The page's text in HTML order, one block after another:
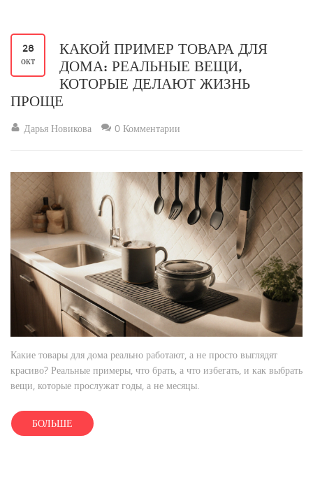
28
окт
КАКОЙ ПРИМЕР ТОВАРА ДЛЯ
ДОМА: РЕАЛЬНЫЕ ВЕЩИ,
КОТОРЫЕ ДЕЛАЮТ ЖИЗНЬ
ПРОЩЕ
Дарья Новикова 0 Комментарии
Какие товары для дома реально работают, а не просто выглядят
красиво? Реальные примеры, что брать, а что избегать, и как выбрать
вещи, которые прослужат годы, а не месяцы.
БОЛЬШЕ